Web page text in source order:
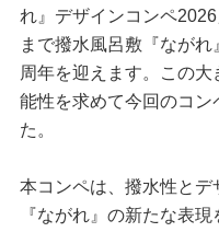
れ』デザインコンペ
まで撥水風呂敷『なが
周年を迎えます。この
能性を求めて今回のコン
た。
本コンペは、撥水性と
『ながれ』の新たな表